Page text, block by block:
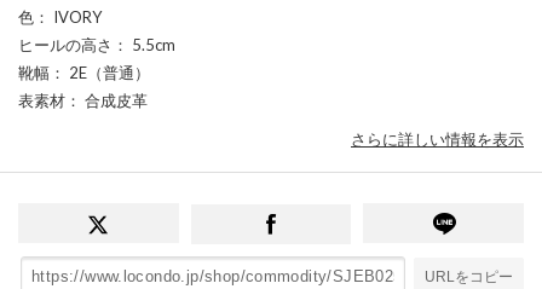
色 ： IVORY
ヒールの高さ ： 5.5cm
靴幅 ： 2E（普通）
表素材 ： 合成皮革
さらに詳しい情報を表示
URLをコピー